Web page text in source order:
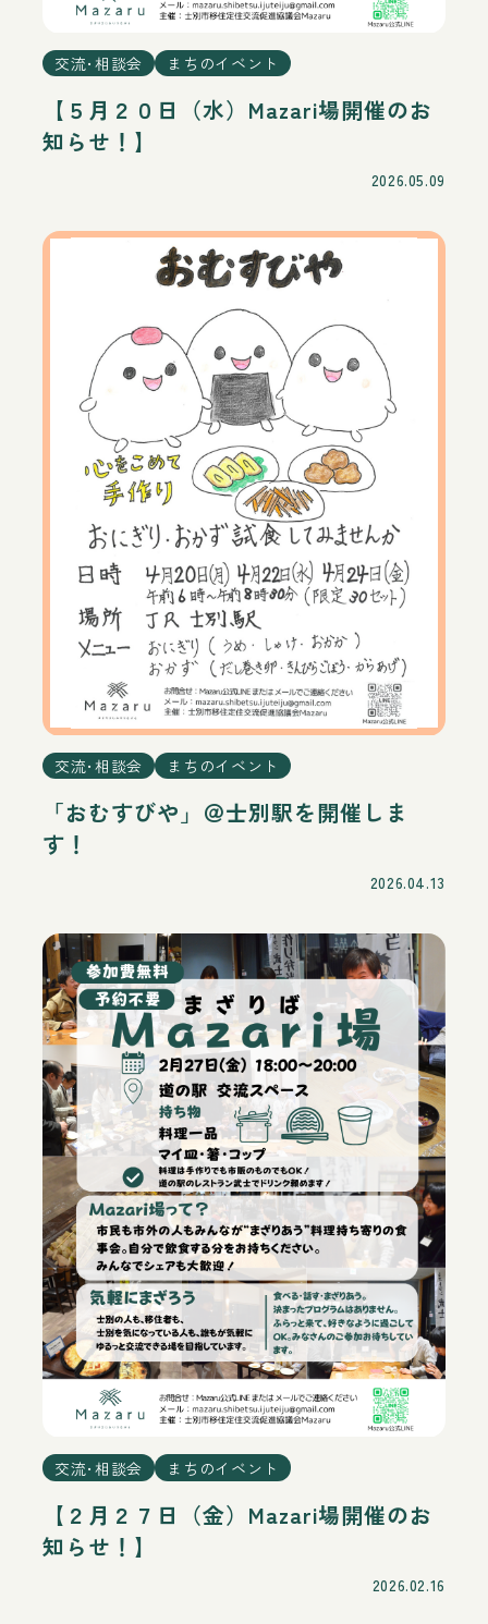
交流･相談会 まちのイベント
【５月２０日（水）Mazari場開催のお
知らせ！】
2026.05.09
交流･相談会 まちのイベント
「おむすびや」＠士別駅を開催しま
す！
2026.04.13
交流･相談会 まちのイベント
【２月２７日（金）Mazari場開催のお
知らせ！】
2026.02.16